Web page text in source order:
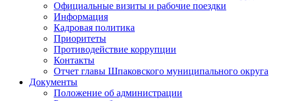
Официальные визиты и рабочие поездки
Информация
Кадровая политика
Приоритеты
Противодействие коррупции
Контакты
Отчет главы Шпаковского муниципального округа
Документы
Положение об администрации